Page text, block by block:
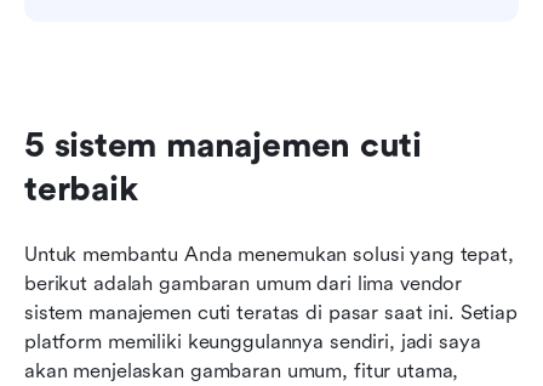
5 sistem manajemen cuti
terbaik
Untuk membantu Anda menemukan solusi yang tepat,
berikut adalah gambaran umum dari lima vendor
sistem manajemen cuti teratas di pasar saat ini. Setiap
platform memiliki keunggulannya sendiri, jadi saya
akan menjelaskan gambaran umum, fitur utama,